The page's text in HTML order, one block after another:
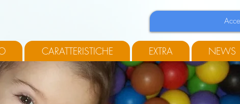
CARATTERISTICHE EXTRA NEWS